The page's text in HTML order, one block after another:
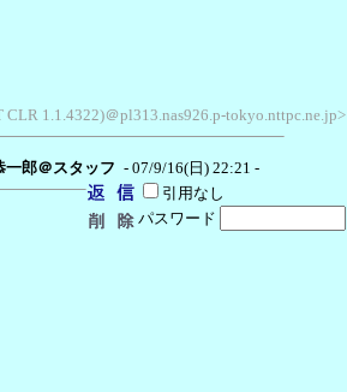
1.1.4322)＠pl313.nas926.p-tokyo.nttpc.ne.jp>
郎＠スタッフ - 07/9/16(日) 22:21 -
引用なし
パスワード